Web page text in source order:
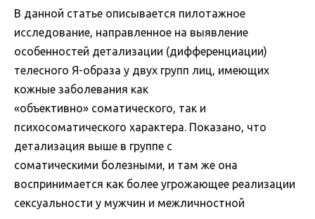
В данной статье описывается пилотажное
исследование, направленное на выявление
особенностей детализации (дифференциации)
телесного Я-образа у двух групп лиц, имеющих
кожные заболевания как
«объективно» соматического, так и
психосоматического характера. Показано, что
детализация выше в группе с
соматическими болезными, и там же она
воспринимается как более угрожающее реализации
сексуальности у мужчин и межличностной